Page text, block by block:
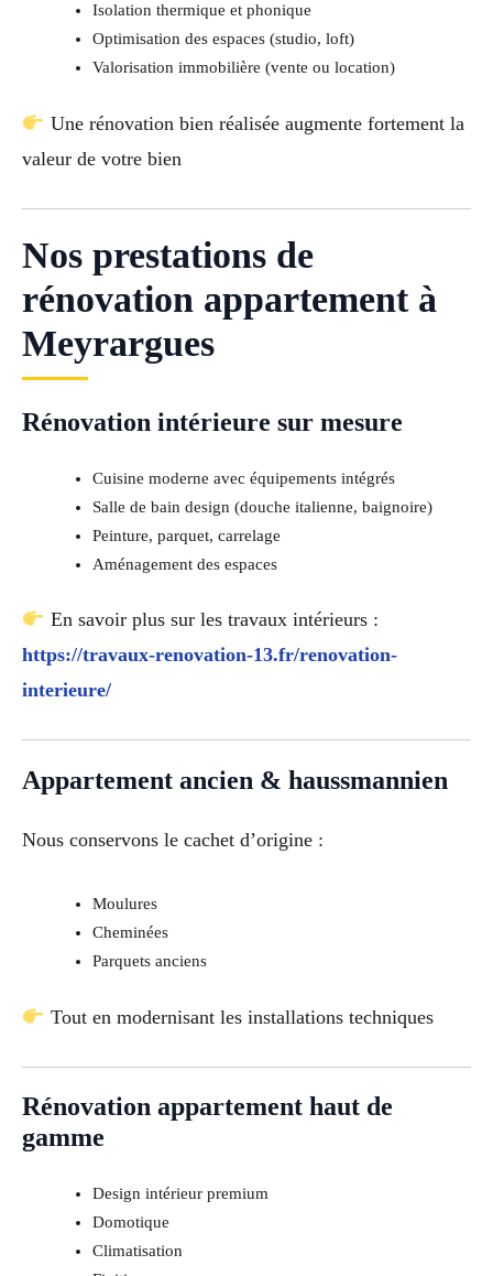
Isolation thermique et phonique
Optimisation des espaces (studio, loft)
Valorisation immobilière (vente ou location)
Une rénovation bien réalisée augmente fortement la
valeur de votre bien
Nos prestations de
rénovation appartement à
Meyrargues
Rénovation intérieure sur mesure
Cuisine moderne avec équipements intégrés
Salle de bain design (douche italienne, baignoire)
Peinture, parquet, carrelage
Aménagement des espaces
En savoir plus sur les travaux intérieurs :
https://travaux-renovation-13.fr/renovation-
interieure/
Appartement ancien & haussmannien
Nous conservons le cachet d’origine :
Moulures
Cheminées
Parquets anciens
Tout en modernisant les installations techniques
Rénovation appartement haut de
gamme
Design intérieur premium
Domotique
Climatisation